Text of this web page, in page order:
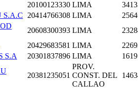
20100123330 LIMA
S.A.C 20414766308 LIMA
20608300393 LIMA
20429683581 LIMA
S.A 20301837896 LIMA
20381235051
PROV.
CONST. DEL
CALLAO